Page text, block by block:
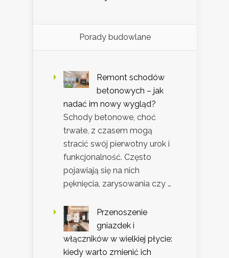
Porady budowlane
Remont schodów
betonowych – jak
nadać im nowy wygląd?
Schody betonowe, choć
trwałe, z czasem mogą
stracić swój pierwotny urok i
funkcjonalność. Często
pojawiają się na nich
pęknięcia, zarysowania czy …
Przenoszenie
gniazdek i
włączników w wielkiej płycie:
kiedy warto zmienić ich